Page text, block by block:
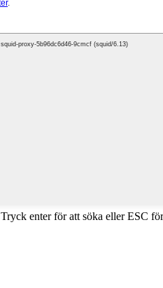
Tryck enter för att söka eller ESC